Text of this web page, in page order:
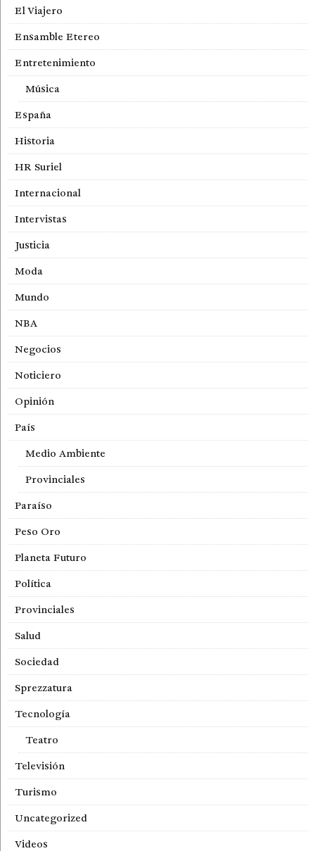
El Viajero
Ensamble Etereo
Entretenimiento
Música
España
Historia
HR Suriel
Internacional
Intervistas
Justicia
Moda
Mundo
NBA
Negocios
Noticiero
Opinión
País
Medio Ambiente
Provinciales
Paraíso
Peso Oro
Planeta Futuro
Política
Provinciales
Salud
Sociedad
Sprezzatura
Tecnología
Teatro
Televisión
Turismo
Uncategorized
Videos